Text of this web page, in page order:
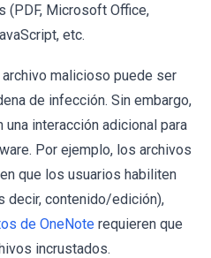
(PDF, Microsoft Office,
etc.
malicioso puede ser
de infección. Sin embargo,
interacción adicional para
Por ejemplo, los archivos
que los usuarios habiliten
decir, contenido/edición),
de OneNote requieren que
incrustados.